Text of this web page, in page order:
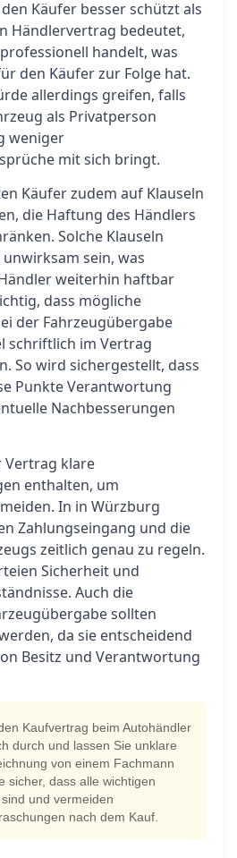
Käufer besser schützt als
Händlervertrag bedeutet,
handelt, was
den Käufer zur Folge hat.
allerdings greifen, falls
als Privatperson
weniger
mit sich bringt.
Käufer zudem auf Klauseln
die Haftung des Händlers
Solche Klauseln
sein, was
weiterhin haftbar
dass mögliche
der Fahrzeugübergabe
schriftlich im Vertrag
So wird sichergestellt, dass
Punkte Verantwortung
Nachbesserungen
Vertrag klare
enthalten, um
In in Würzburg
Zahlungseingang und die
zeitlich genau zu regeln.
Sicherheit und
Auch die
sollten
da sie entscheidend
Besitz und Verantwortung
Kaufvertrag beim Autohändler
durch und lassen Sie unklare
von einem Fachmann
sicher, dass alle wichtigen
und vermeiden
nach dem Kauf.